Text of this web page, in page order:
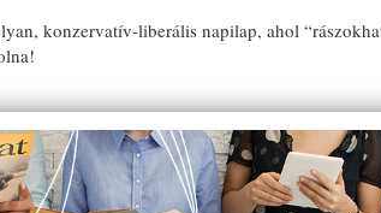
konzervatív-liberális napilap, ahol